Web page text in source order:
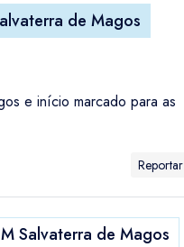
de Magos
e início marcado para as
Reportar
Salvaterra de Magos